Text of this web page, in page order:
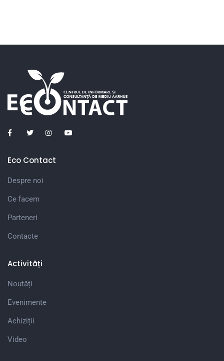
Eco Contact
Despre noi
Ce facem
Parteneri
Contacte
Activități
Noutăți
Evenimente
Achiziții
Video